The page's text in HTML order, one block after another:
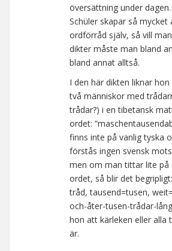
översättning under
Schüler skapar så mycket
ordförråd själv, så vill
dikter måste man bland
bland annat alltså.
I den här dikten liknar
två människor med
trådar?) i en tibetansk
ordet:
finns inte på vanlig tyska
förstås ingen svensk
men om man tittar lite på
ordet, så blir det
tråd, tausend=tusen,
och-åter-tusen-trådar-
hon att kärleken eller alla
är.